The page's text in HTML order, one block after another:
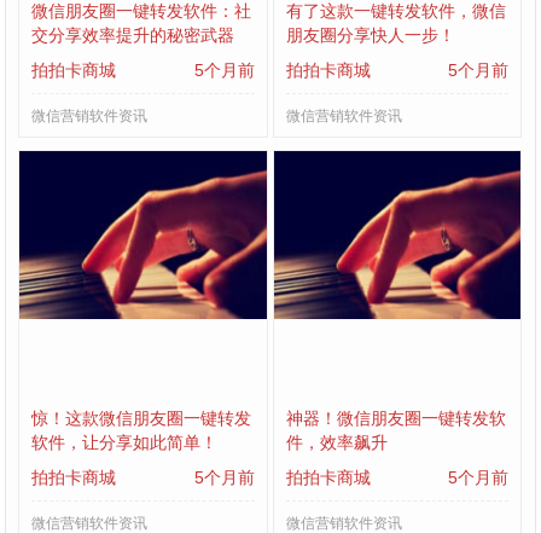
微信朋友圈一键转发软件：社
交分享效率提升的秘密武器
拍拍卡商城
5个月前
微信营销软件资讯
有了这款一键转发软件，微信
朋友圈分享快人一步！
拍拍卡商城
5个月前
微信营销软件资讯
惊！这款微信朋友圈一键转发
软件，让分享如此简单！
拍拍卡商城
5个月前
微信营销软件资讯
神器！微信朋友圈一键转发软
件，效率飙升
拍拍卡商城
5个月前
微信营销软件资讯